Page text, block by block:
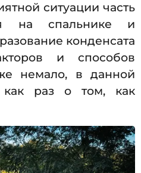
ситуации часть
на спальнике и
конденсата
и способов
немало, в данной
как раз о том, как